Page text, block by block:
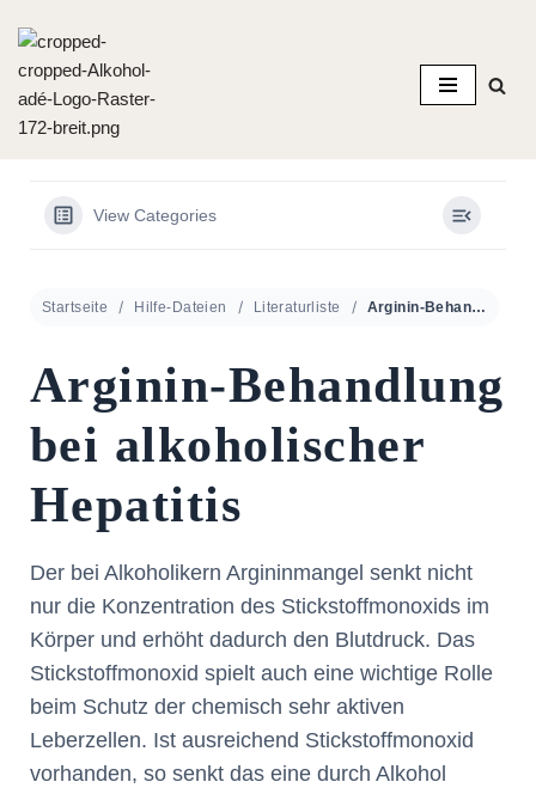
Zum
Inhalt
springen
View Categories
Startseite Hilfe-Dateien Literaturliste Arginin-Behandlung bei alkoholischer Hepatitis
Arginin-Behandlung
bei alkoholischer
Hepatitis
Der bei Alkoholikern Argininmangel senkt nicht
nur die Konzentration des Stickstoffmonoxids im
Körper und erhöht dadurch den Blutdruck. Das
Stickstoffmonoxid spielt auch eine wichtige Rolle
beim Schutz der chemisch sehr aktiven
Leberzellen. Ist ausreichend Stickstoffmonoxid
vorhanden, so senkt das eine durch Alkohol